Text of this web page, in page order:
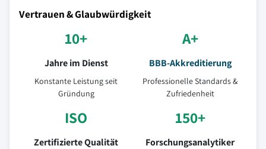
Vertrauen & Glaubwürdigkeit
10+
Jahre im Dienst
Konstante Leistung seit
Gründung
A+
BBB-Akkreditierung
Professionelle Standards &
Zufriedenheit
ISO
Zertifizierte Qualität
150+
Forschungsanalytiker